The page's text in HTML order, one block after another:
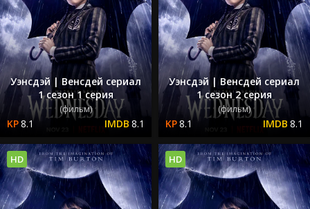
Уэнсдэй | Венсдей сериал
1 сезон 1 серия
(фильм)
8.1 8.1
Уэнсдэй | Венсдей сериал
1 сезон 2 серия
(фильм)
8.1 8.1
HD HD